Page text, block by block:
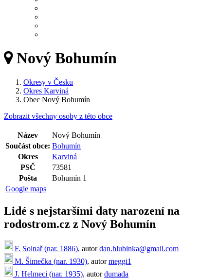
Nový Bohumín
Okresy v Česku
Okres Karviná
Obec Nový Bohumín
Zobrazit všechny osoby z této obce
Název
Nový Bohumín
Součást obce: Bohumín
Okres
Karviná
PSČ
73581
Pošta
Bohumín 1
Google maps
Lidé s nejstaršími daty narození na
rodostrom.cz z Nový Bohumín
F. Solnař (nar. 1886), autordan.hlubinka@gmail.com
M. Šimečka (nar. 1930), autormeggi1
J. Helmeci (nar. 1935), autordumada